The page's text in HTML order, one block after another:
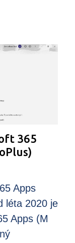
365
Apps
léta 2020 je
Apps (M